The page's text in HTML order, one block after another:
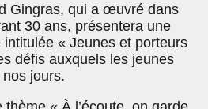
Gingras, qui a œuvré dans
30 ans, présentera une
« Jeunes et porteurs
défis auxquels les jeunes
jours.